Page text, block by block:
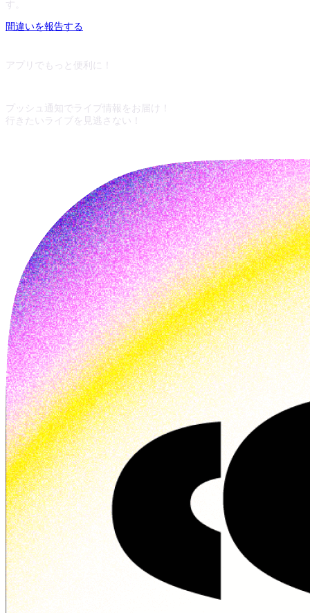
す。
間違いを報告する
アプリでもっと便利に！
プッシュ通知でライブ情報をお届け！
行きたいライブを見逃さない！